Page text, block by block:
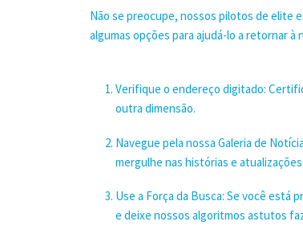
Não se preocupe, nossos pilotos de elite
algumas opções para ajudá-lo a retornar à
Verifique o endereço digitado:
outra dimensão.
Navegue pela nossa Galeria de
mergulhe nas histórias e
Use a Força da Busca: Se você está
e deixe nossos algoritmos astutos